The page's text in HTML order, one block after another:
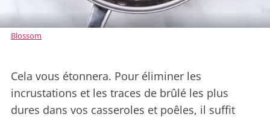
Blossom
Cela vous étonnera. Pour éliminer les
incrustations et les traces de brûlé les plus
dures dans vos casseroles et poêles, il suffit